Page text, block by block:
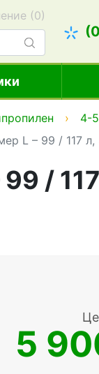
(0)
4-
L – 99 / 117
/
5